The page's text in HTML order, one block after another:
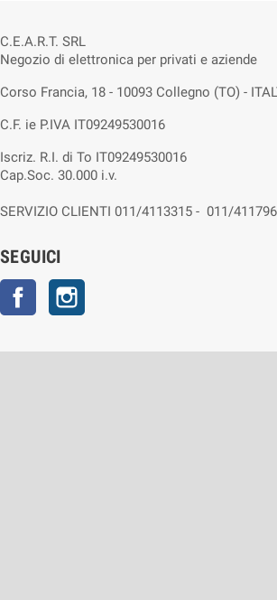
C.E.A.R.T. SRL
Negozio di elettronica per privati e aziende
Corso Francia, 18 - 10093 Collegno (TO) -
C.F. ie P.IVA IT09249530016
Iscriz. R.I. di To IT09249530016
Cap.Soc. 30.000 i.v.
SERVIZIO CLIENTI 011/4113315 - 011/
SEGUICI
Facebook